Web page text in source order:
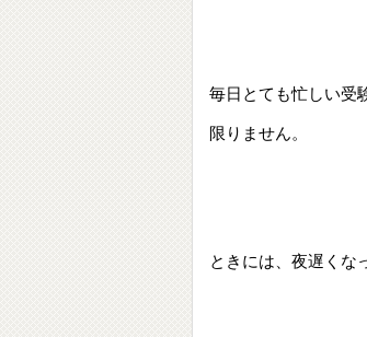
毎日とても忙しい受
限りません。
ときには、夜遅くな